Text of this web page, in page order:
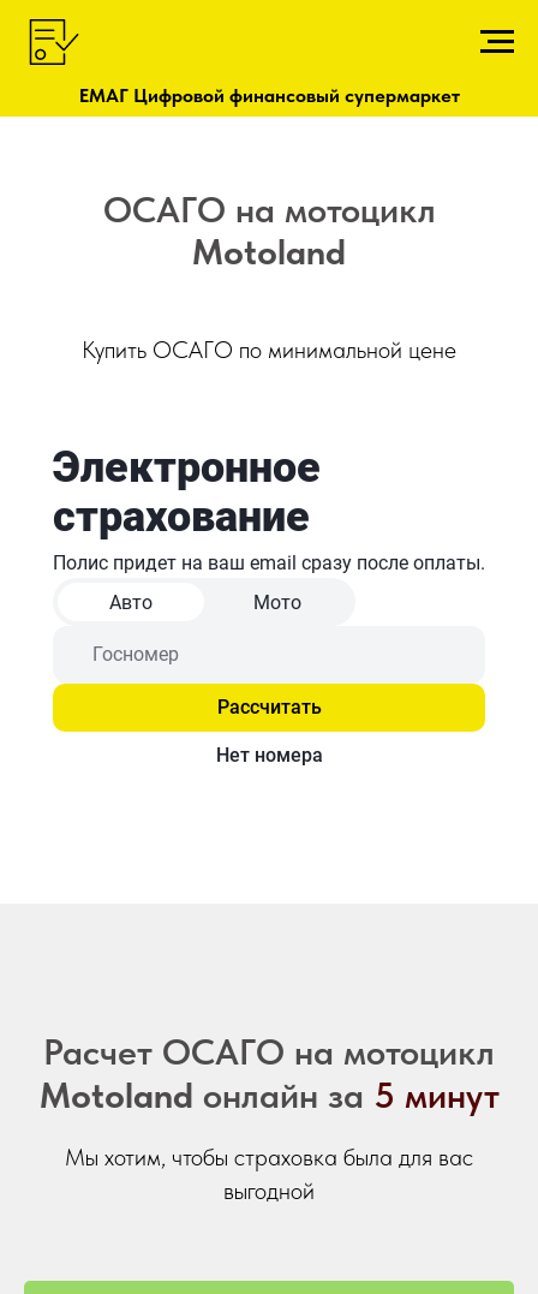
ЕМАГ Цифровой финансовый супермаркет
ОСАГО на мотоцикл
Motoland
Купить ОСАГО по минимальной цене
Расчет ОСАГО на мотоцикл
Motoland онлайн за 5 минут
Мы хотим, чтобы страховка была для вас
выгодной